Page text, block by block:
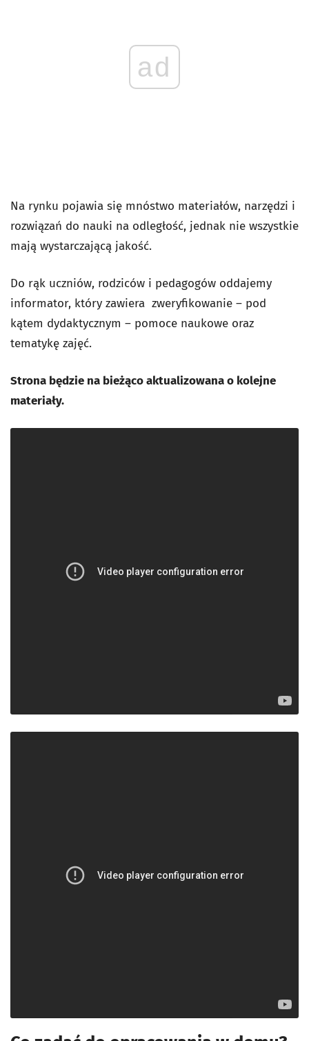
ad
Na rynku pojawia się mnóstwo materiałów, narzędzi i
rozwiązań do nauki na odległość, jednak nie wszystkie
mają wystarczającą jakość.
Do rąk uczniów, rodziców i pedagogów oddajemy
informator, który zawiera zweryfikowanie – pod
kątem dydaktycznym – pomoce naukowe oraz
tematykę zajęć.
Strona będzie na bieżąco aktualizowana o kolejne
materiały.